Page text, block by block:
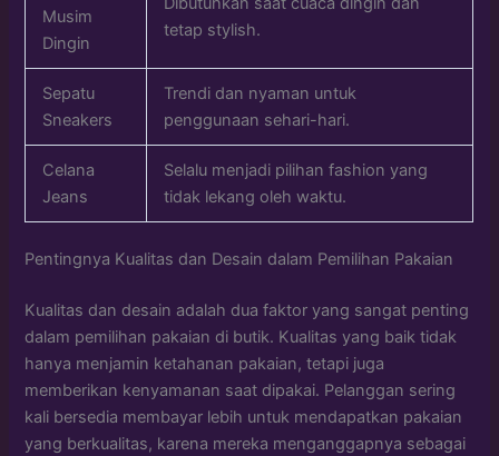
Musim
Dingin
tetap stylish.
Sepatu
Sneakers
Trendi dan nyaman untuk
penggunaan sehari-hari.
Celana
Jeans
Selalu menjadi pilihan fashion yang
tidak lekang oleh waktu.
Pentingnya Kualitas dan Desain dalam Pemilihan Pakaian
Kualitas dan desain adalah dua faktor yang sangat penting
dalam pemilihan pakaian di butik. Kualitas yang baik tidak
hanya menjamin ketahanan pakaian, tetapi juga
memberikan kenyamanan saat dipakai. Pelanggan sering
kali bersedia membayar lebih untuk mendapatkan pakaian
yang berkualitas, karena mereka menganggapnya sebagai